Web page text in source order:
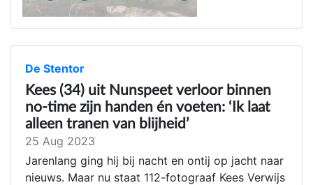
De Stentor
Kees (34) uit Nunspeet verloor binnen
no-time zijn handen én voeten: ‘Ik laat
alleen tranen van blijheid’
25 Aug 2023
Jarenlang ging hij bij nacht en ontij op jacht naar
nieuws. Maar nu staat 112-fotograaf Kees Verwijs